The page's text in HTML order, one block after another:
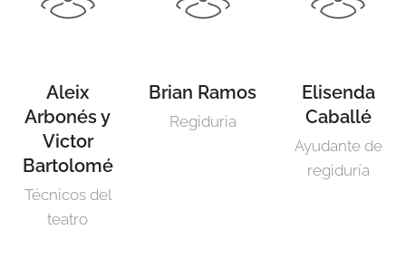
Aleix
Arbonés y
Victor
Bartolomé
Técnicos del
teatro
Brian Ramos
Regiduria
Elisenda
Caballé
Ayudante de
regiduría